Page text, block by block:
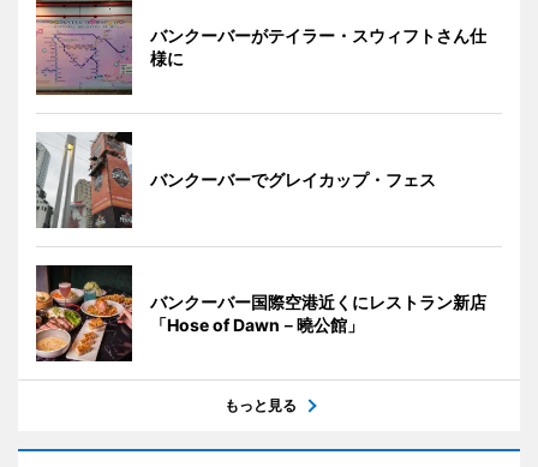
バンクーバーがテイラー・スウィフトさん仕
様に
バンクーバーでグレイカップ・フェス
バンクーバー国際空港近くにレストラン新店
「Hose of Dawn－曉公館」
もっと見る